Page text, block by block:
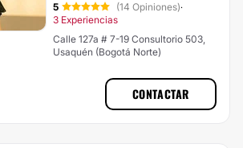
5 (14 Opiniones)·
3 Experiencias
Calle 127a # 7-19 Consultorio 503,
Usaquén (Bogotá Norte)
CONTACTAR